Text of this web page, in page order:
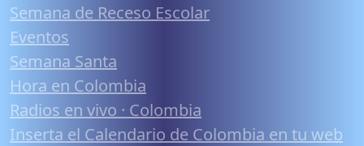
Semana de Receso Escolar
Eventos
Semana Santa
Hora en Colombia
Radios en vivo · Colombia
Inserta el Calendario de Colombia en tu web